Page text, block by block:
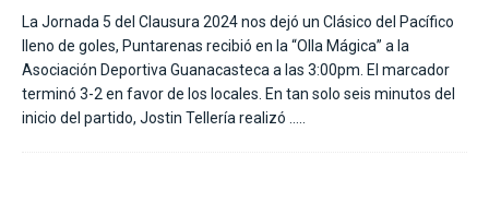
La Jornada 5 del Clausura 2024 nos dejó un Clásico del Pacífico
lleno de goles, Puntarenas recibió en la “Olla Mágica” a la
Asociación Deportiva Guanacasteca a las 3:00pm. El marcador
terminó 3-2 en favor de los locales. En tan solo seis minutos del
inicio del partido, Jostin Tellería realizó